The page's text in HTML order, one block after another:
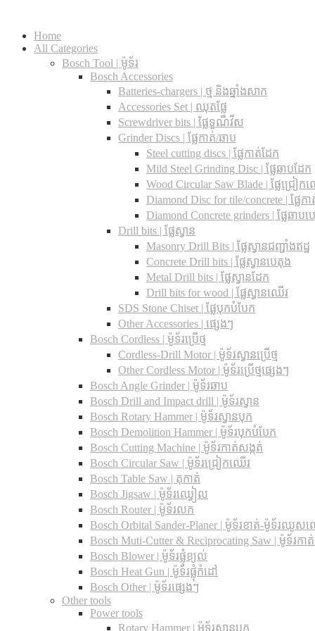
Home
All Categories
Bosch Tool | ម៉ូទ័រ
Bosch Accessories
Batteries-chargers | ថ្ម និងឆ្នាំងសាក
Accessories Set | ឈុតផ្លែ
Screwdriver bits | ផ្លែទួណឺវីស
Grinder Discs |​ ផ្លែកាត់/ឆាប
Steel cutting discs |​ ផ្លែកាត់ដែក
Mild Steel Grinding Disc | ផ្លែឆាបដែក
Wood Circular Saw Blade | ផ្លែជ្រៀក
Diamond Disc for tile/concrete​ | ផ្លែកា
Diamond Concrete grinders | ផ្លែឆាបប
Drill bits |​ ផ្លែស្វាន
Masonry Drill Bits |​ ផ្លែស្វានជញ្ជាំងឥដ្ឋ
Concrete Drill bits |​ ផ្លែស្វានបេតុង
Metal Drill bits |​ ផ្លែស្វានដែក
Drill bits for wood |​ ផ្លែស្វានឈើរ
SDS Stone Chiset |​ ផ្លែបុកបំបែក
Other Accessories | ផ្សេងៗ
Bosch Cordless | ម៉ូទ័រប្រើថ្ម
Cordless-Drill Motor | ម៉ូទ័រស្វានប្រើថ្ម
Other Cordless Motor | ម៉ូទ័រប្រើថ្មផ្សេងៗ
Bosch Angle Grinder | ម៉ូទ័រឆាប
Bosch Drill and Impact drill | ម៉ូទ័រស្វាន
Bosch Rotary Hammer | ម៉ូទ័រស្វានបុក
Bosch Demolition Hammer | ម៉ូទ័របុកបំបែក
Bosch Cutting Machine | ម៉ូទ័រកាត់សង្កត់
Bosch Circular Saw | ម៉ូទ័រជ្រៀកឈើរ
Bosch Table Saw | តុកាត់
Bosch Jigsaw | ម៉ូទ័រឈ្វៀល
Bosch Router | ម៉ូទ័រលក
Bosch Orbital Sander-Planer​ | ម៉ូទ័រខាត់-ម៉ូទ័រឈូស
Bosch Muti-Cutter & Reciprocating Saw​ | ម៉ូទ័រកា
Bosch Blower | ម៉ូទ័រផ្លុំខ្យល់
Bosch Heat Gun | ម៉ូទ័រផ្លុំកំដៅ
Bosch Other | ម៉ូទ័រផ្សេងៗ
Other tools
Power tools
Rotary Hammer | ម៉ូទ័រស្វានបុក